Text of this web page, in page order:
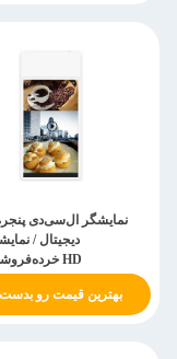
نمایشگر ال‌سی‌دی پنجره
دیجیتال /
خرده‌فروشی ویدیوی HD
بهترین قیمت رو بدست